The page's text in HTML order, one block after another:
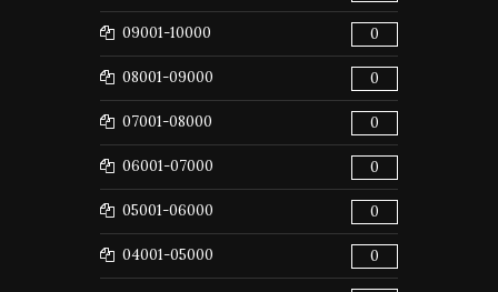
09001-10000 0
08001-09000 0
07001-08000 0
06001-07000 0
05001-06000 0
04001-05000 0